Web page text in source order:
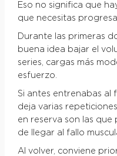
Eso no significa que
que necesitas
Durante las primeras
buena idea bajar el
series, cargas más
esfuerzo.
Si antes entrenabas al
deja varias
en reserva son las
de llegar al fallo
Al volver, conviene